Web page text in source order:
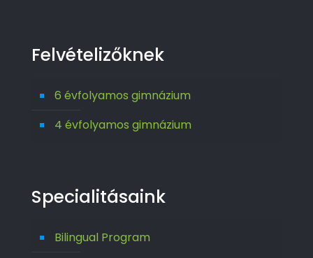
Felvételizőknek
6 évfolyamos gimnázium
4 évfolyamos gimnázium
Specialitásaink
Bilingual Program